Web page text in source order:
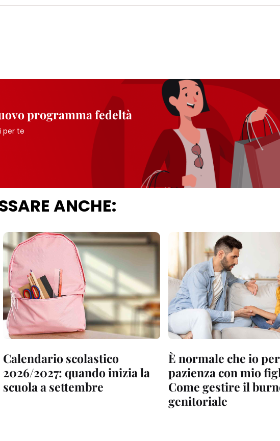
programma fedeltà
per te
ANCHE:
Calendario scolastico
2026/2027: quando inizia la
scuola a settembre
È normale che io
pazienza con mio
Come gestire il
genitoriale